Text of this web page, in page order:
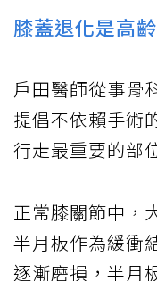
膝蓋退化是高
戶田醫師從事骨
提倡不依賴手術
行走最重要的部
正常膝關節中，
半月板作為緩衝
逐漸磨損，半月